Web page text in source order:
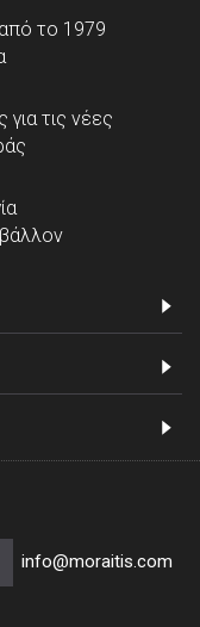
από το 1979
τις νέες
info@moraitis.com